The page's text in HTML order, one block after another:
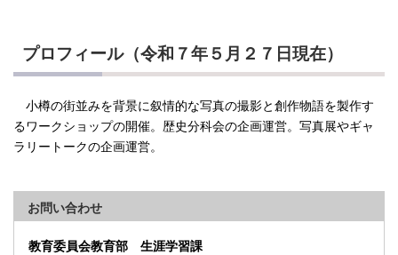
プロフィール（令和７年５月２７日現在）
小樽の街並みを背景に叙情的な写真の撮影と創作物語を製作す
るワークショップの開催。歴史分科会の企画運営。写真展やギャ
ラリートークの企画運営。
お問い合わせ
教育委員会教育部 生涯学習課